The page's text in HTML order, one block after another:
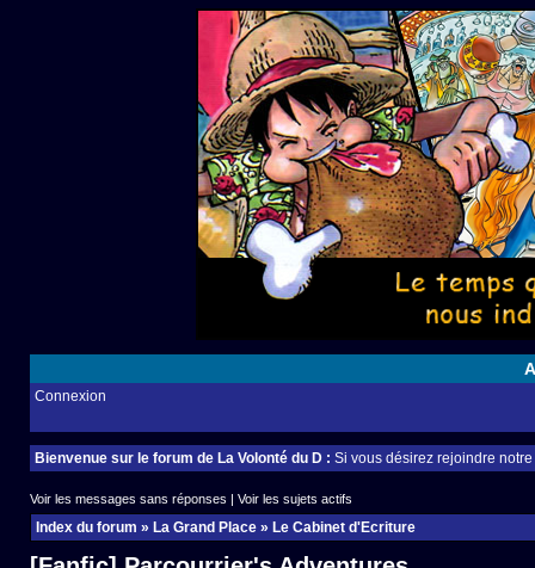
Connexion
Bienvenue sur le forum de La Volonté du D : Si vous désirez rejoindre
Voir les messages sans réponses | Voir les sujets actifs
Index du forum » La Grand Place » Le Cabinet d'Ecriture